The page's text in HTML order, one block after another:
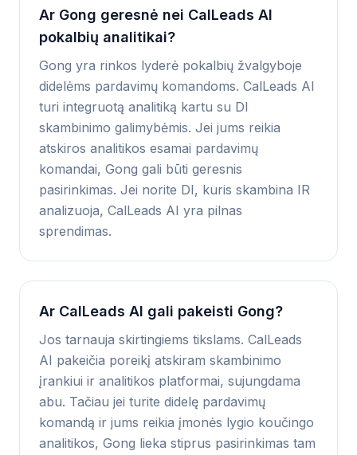
Ar Gong geresnė nei CalLeads AI
pokalbių analitikai?
Gong yra rinkos lyderė pokalbių žvalgyboje
didelėms pardavimų komandoms. CalLeads AI
turi integruotą analitiką kartu su DI
skambinimo galimybėmis. Jei jums reikia
atskiros analitikos esamai pardavimų
komandai, Gong gali būti geresnis
pasirinkimas. Jei norite DI, kuris skambina IR
analizuoja, CalLeads AI yra pilnas
sprendimas.
Ar CalLeads AI gali pakeisti Gong?
Jos tarnauja skirtingiems tikslams. CalLeads
AI pakeičia poreikį atskiram skambinimo
įrankiui ir analitikos platformai, sujungdama
abu. Tačiau jei turite didelę pardavimų
komandą ir jums reikia įmonės lygio koučingo
analitikos, Gong lieka stiprus pasirinkimas tam